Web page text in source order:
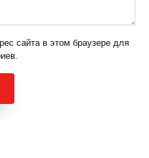
сайта в этом браузере для